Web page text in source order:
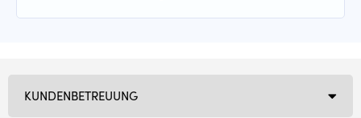
KUNDENBETREUUNG